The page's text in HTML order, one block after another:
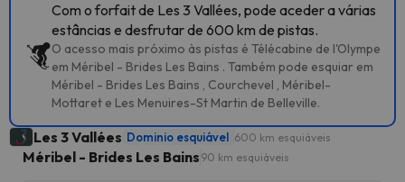
Com o forfait de Les 3 Vallées, pode aceder a várias
estâncias e desfrutar de 600 km de pistas.
O acesso mais próximo às pistas é Télécabine de l'Olympe
em Méribel - Brides Les Bains . Também pode esquiar em
Méribel - Brides Les Bains , Courchevel , Méribel-
Mottaret e Les Menuires-St Martin de Belleville.
Les 3 Vallées Dominio esquiável 600 km esquiáveis
Méribel - Brides Les Bains 90 km esquiáveis